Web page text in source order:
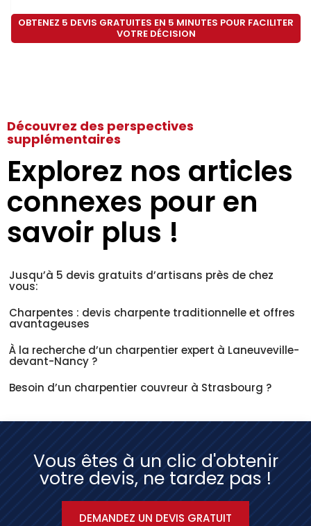
OBTENEZ 5 DEVIS GRATUITES EN 5 MINUTES POUR FACILITER
VOTRE DÉCISION
Découvrez des perspectives
supplémentaires
Explorez nos articles
connexes pour en
savoir plus !
Jusqu’à 5 devis gratuits d’artisans près de chez
vous:
Charpentes : devis charpente traditionnelle et offres
avantageuses
À la recherche d’un charpentier expert à Laneuveville-
devant-Nancy ?
Besoin d’un charpentier couvreur à Strasbourg ?
Vous êtes à un clic d'obtenir
votre devis, ne tardez pas !
DEMANDEZ UN DEVIS GRATUIT